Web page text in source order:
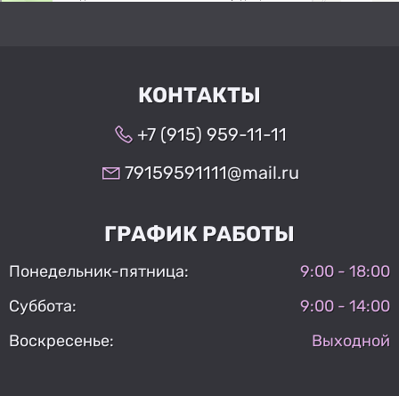
КОНТАКТЫ
+7 (915) 959-11-11
79159591111@mail.ru
ГРАФИК РАБОТЫ
Понедельник-пятница:
9:00 - 18:00
Суббота:
9:00 - 14:00
Воскресенье:
Выходной